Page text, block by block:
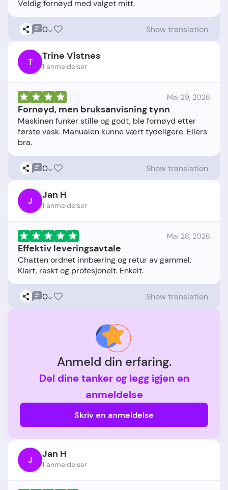
0 Show translation
T Trine Vistnes
1 anmeldelser
Mai 29, 2026
Fornøyd, men bruksanvisning tynn
Maskinen funker stille og godt, ble fornøyd etter
første vask. Manualen kunne vært tydeligere. Ellers
0 Show translation
J Jan H
1 anmeldelser
Mai 28, 2026
Effektiv leveringsavtale
Chatten ordnet innbæring og retur av gammel.
0 Show translation
Anmeld din erfaring.
Del dine tanker og legg igjen en
anmeldelse
Skriv en anmeldelse
J Jan H
1 anmeldelser